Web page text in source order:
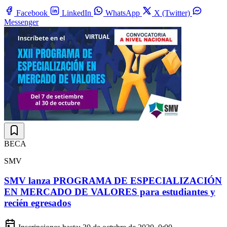
Facebook LinkedIn WhatsApp
X (Twitter)
Messenger
BECA
SMV
SMV lanza PROGRAMA DE ESPECIALIZACIÓN
EN MERCADO DE VALORES para estudiantes y
recién egresados